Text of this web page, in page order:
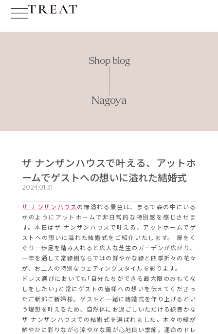
Shop blog
Nagoya
ザ ナンザンハウスで叶える、アットホ
ームでゲストへの想いに溢れた結婚式
2024.01.31
ザ ナンザンハウス の緑溢れる景色は、まるで森の中にいる
かのようにアットホームで非日常的な特別感を感じさせま
す。本日はザ ナンザンハウスで叶える、アットホームでゲ
ストへの想いに溢れた結婚式をご紹介いたします。 扉をく
ぐり一歩足を踏み入れると広大な芝生のガーデンが広がり、
一年を通して常緑樹ならではの鮮やかな緑と四季折々の花々
が、お二人の特別なウェディングスタイルを彩ります。
ドレス選びにおいても｢自分たちができる最大限のおもてな
しをしたい｣と常にゲストの皆様への想いを伝えてくださっ
たご新郎ご新婦様。ゲストと一緒に結婚式を作り上げるとい
う理想を叶えるため、自然体にお過ごしいただける緑豊かな
ザ ナンザンハウスでの結婚式を選ばれました。木々の緑が
鮮やかに彩りながら涼やかな風が心地良い季節。運命のドレ